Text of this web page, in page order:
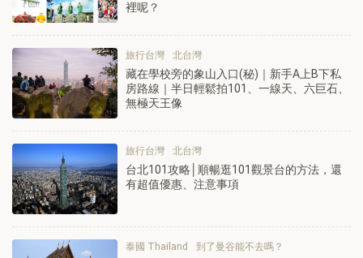
裡呢？
旅行台灣 北台灣
藏在學校旁的象山入口(秘)｜新手A上B下私
房路線｜半日輕鬆拍101、一線天、六巨石、
無極天王像
旅行台灣 北台灣
台北101攻略│順暢逛101觀景台的方法，還
有超值優惠、注意事項
泰國 Thailand 到了曼谷能不去嗎？